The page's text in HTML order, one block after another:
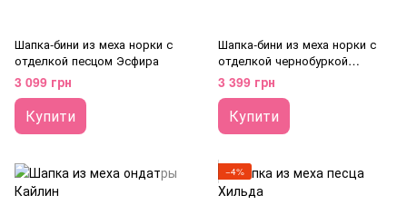
Шапка-бини из меха норки с
отделкой песцом Эсфира
3 099 грн
Купити
Шапка-бини из меха норки с
отделкой чернобуркой
Всемила
3 399 грн
Купити
−4%